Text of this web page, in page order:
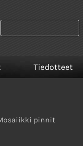
Tiedotteet
pinnit